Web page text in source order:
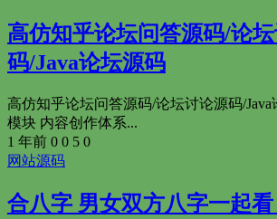
高仿知乎论坛问答源码/论
码/Java论坛源码
高仿知乎论坛问答源码/论坛讨论源码/
模块 内容创作体系...
1 年前 0 0 5 0
网站源码
合八字 男女双方八字一起